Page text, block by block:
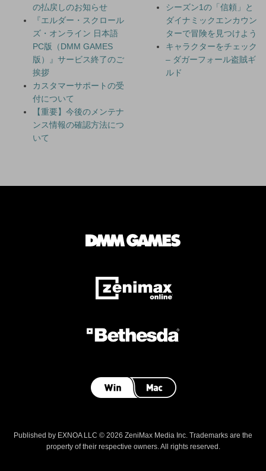
の払戻しのお知らせ
『エルダー・スクロール
ズ・オンライン 日本語
PC版（DMM GAMES
版）』サービス終了のご
挨拶
カスタマーサポートの受
付について
【重要】今後のメンテナ
ンス情報の確認方法につ
いて
シーズン1の「信頼」と
ダイナミックエンカウン
ターで冒険を見つけよう
キャラクターをチェック
– ダガーフォール盗賊ギ
ルド
Published by EXNOA LLC © 2026 ZeniMax Media Inc. Trademarks are the
property of their respective owners. All rights reserved.